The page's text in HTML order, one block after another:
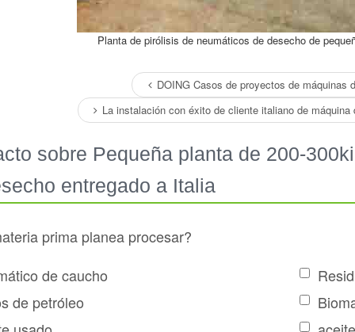
Planta de pirólisis de neumáticos de desecho de
DOING Casos de proyectos de máquinas
La instalación con éxito de cliente italiano de
sobre Pequeña planta de 200-
entregado a Italia
prima planea procesar?
de caucho
de petróleo